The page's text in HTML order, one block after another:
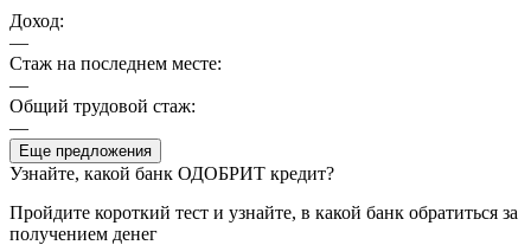
Доход:
—
Стаж на последнем месте:
—
Общий трудовой стаж:
—
Еще предложения
Узнайте, какой банк ОДОБРИТ кредит?
Пройдите короткий тест и узнайте, в какой банк обратиться за
получением денег